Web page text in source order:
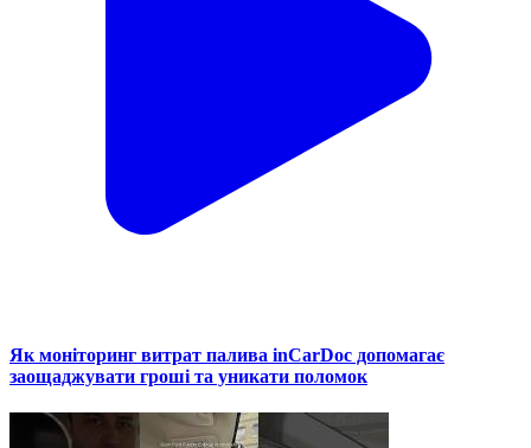
Як моніторинг витрат палива inCarDoc допомагає
заощаджувати гроші та уникати поломок